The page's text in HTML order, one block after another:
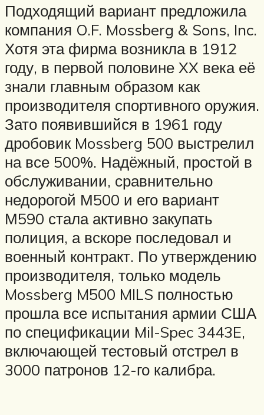
Подходящий вариант предложила
компания O.F. Mossberg & Sons, Inc.
Хотя эта фирма возникла в 1912
году, в первой половине XX века её
знали главным образом как
производителя спортивного оружия.
Зато появившийся в 1961 году
дробовик Mossberg 500 выстрелил
на все 500%. Надёжный, простой в
обслуживании, сравнительно
недорогой М500 и его вариант
М590 стала активно закупать
полиция, а вскоре последовал и
военный контракт. По утверждению
производителя, только модель
Mossberg M500 MILS полностью
прошла все испытания армии США
по спецификации Mil-Spec 3443E,
включающей тестовый отстрел в
3000 патронов 12-го калибра.